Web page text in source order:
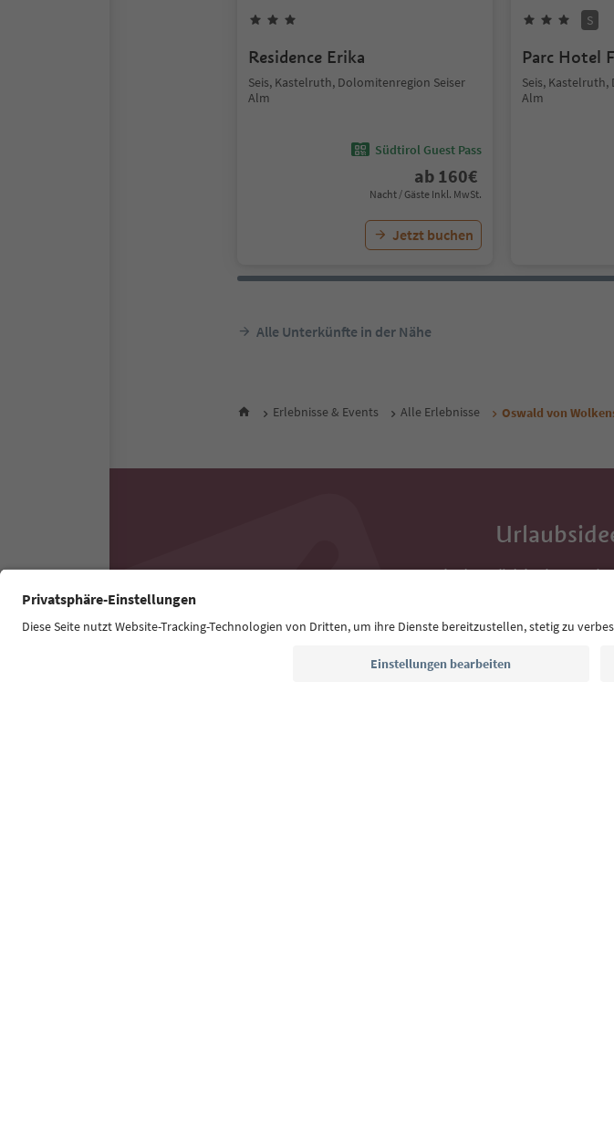
Residence Erika
Seis, Kastelruth, Dolomitenregion Seiser
Alm
Südtirol Guest Pass
ab 160€
Nacht / Gäste Inkl. MwSt.
Jetzt buchen
S
Parc Hotel
Seis,
Alm
Alle Unterkünfte in der Nähe
Erlebnisse & Events Alle Erlebnisse Oswald von
Mit der Südtirol-